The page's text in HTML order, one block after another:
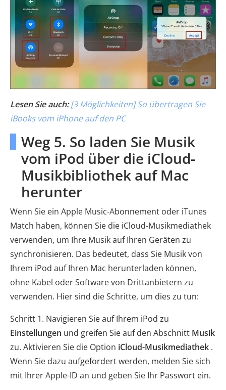
Lesen Sie auch: [3 Möglichkeiten] So übertragen Sie
iBooks vom iPhone auf den PC
Weg 5. So laden Sie Musik
vom iPod über die iCloud-
Musikbibliothek auf Mac
herunter
Wenn Sie ein Apple Music-Abonnement oder iTunes
Match haben, können Sie die iCloud-Musikmediathek
verwenden, um Ihre Musik auf Ihren Geräten zu
synchronisieren. Das bedeutet, dass Sie Musik von
Ihrem iPod auf Ihren Mac herunterladen können,
ohne Kabel oder Software von Drittanbietern zu
verwenden. Hier sind die Schritte, um dies zu tun:
Schritt 1. Navigieren Sie auf Ihrem iPod zu
Einstellungen und greifen Sie auf den Abschnitt Musik
zu. Aktivieren Sie die Option iCloud-Musikmediathek .
Wenn Sie dazu aufgefordert werden, melden Sie sich
mit Ihrer Apple-ID an und geben Sie Ihr Passwort ein.